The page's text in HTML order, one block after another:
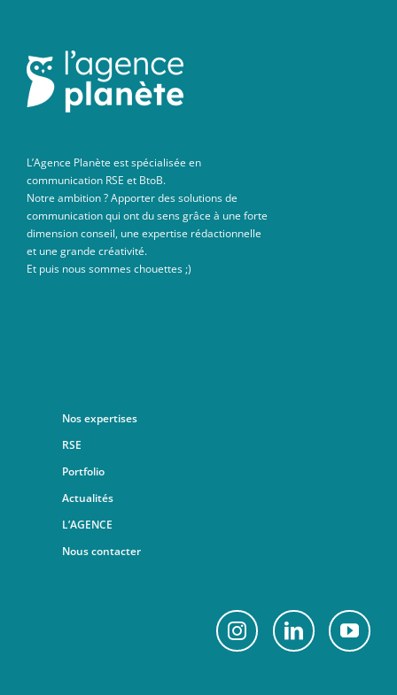
L’Agence Planète est spécialisée en
communication RSE et BtoB.
Notre ambition ? Apporter des solutions de
communication qui ont du sens grâce à une forte
dimension conseil, une expertise rédactionnelle
et une grande créativité.
Et puis nous sommes chouettes ;)
Nos expertises
RSE
Portfolio
Actualités
L’AGENCE
Nous contacter